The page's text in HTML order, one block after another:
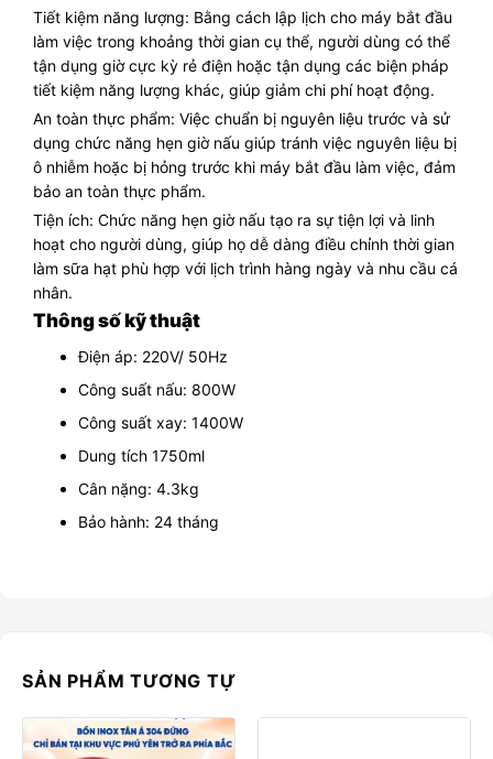
Tiết kiệm năng lượng: Bằng cách lập lịch cho máy bắt đầu
làm việc trong khoảng thời gian cụ thể, người dùng có thể
tận dụng giờ cực kỳ rẻ điện hoặc tận dụng các biện pháp
tiết kiệm năng lượng khác, giúp giảm chi phí hoạt động.
An toàn thực phẩm: Việc chuẩn bị nguyên liệu trước và sử
dụng chức năng hẹn giờ nấu giúp tránh việc nguyên liệu bị
ô nhiễm hoặc bị hỏng trước khi máy bắt đầu làm việc, đảm
bảo an toàn thực phẩm.
Tiện ích: Chức năng hẹn giờ nấu tạo ra sự tiện lợi và linh
hoạt cho người dùng, giúp họ dễ dàng điều chỉnh thời gian
làm sữa hạt phù hợp với lịch trình hàng ngày và nhu cầu cá
nhân.
Thông số kỹ thuật
Điện áp: 220V/ 50Hz
Công suất nấu: 800W
Công suất xay: 1400W
Dung tích 1750ml
Cân nặng: 4.3kg
Bảo hành: 24 tháng
SẢN PHẨM TƯƠNG TỰ